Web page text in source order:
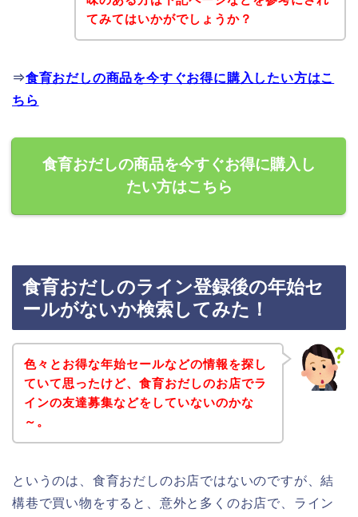
てみてはいかがでしょうか？
⇒食育おだしの商品を今すぐお得に購入したい方はこ
ちら
食育おだしの商品を今すぐお得に購入し
たい方はこちら
食育おだしのライン登録後の年始セ
ールがないか検索してみた！
色々とお得な年始セールなどの情報を探し
ていて思ったけど、食育おだしのお店でラ
インの友達募集などをしていないのかな
～。
というのは、食育おだしのお店ではないのですが、結
構巷で買い物をすると、意外と多くのお店で、ライン